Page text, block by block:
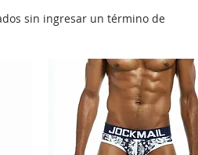
sin ingresar un término de